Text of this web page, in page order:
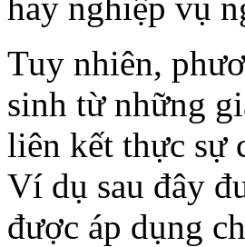
Tuy nhiên,
sinh từ những
liên kết thực sự
Ví dụ sau đây
được áp dụng